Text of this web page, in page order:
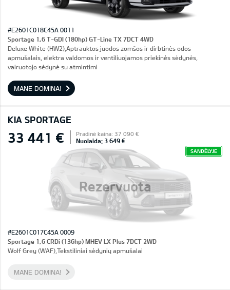
#E2601C018C45A 0011
Sportage 1,6 T-GDI (180hp) GT-Line TX 7DCT 4WD
Deluxe White (HW2),Aptrauktos juodos zomšos ir dirbtinės odos
apmušalais, elektra valdomos ir ventiliuojamos priekinės sėdynės,
vairuotojo sėdynė su atmintimi
MANE DOMINA!
KIA SPORTAGE
Rezervuota
33 441 € Pradinė kaina: 37 090 €
Nuolaida: 3 649 €
SANDĖLYJE
#E2601C017C45A 0009
Sportage 1,6 CRDi (136hp) MHEV LX Plus 7DCT 2WD
Wolf Grey (WAF),Tekstiliniai sėdynių apmušalai
MANE DOMINA!